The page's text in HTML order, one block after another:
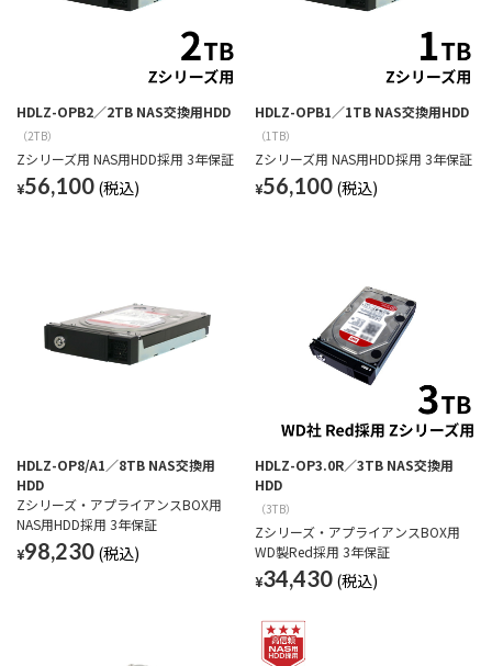
HDLZ-OPB2／2TB NAS交換用HDD
（2TB）
Zシリーズ用 NAS用HDD採用 3年保証
¥56,100
HDLZ-OPB1／1TB NAS交換用HDD
（1TB）
Zシリーズ用 NAS用HDD採用 3年保証
¥56,100
HDLZ-OP8/A1／8TB NAS交換用
HDD
Zシリーズ・アプライアンスBOX用
NAS用HDD採用 3年保証
¥98,230
HDLZ-OP3.0R／3TB NAS交換用
HDD
（3TB）
Zシリーズ・アプライアンスBOX用
WD製Red採用 3年保証
¥34,430